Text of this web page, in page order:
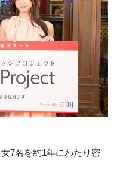
7名を約1年にわたり密